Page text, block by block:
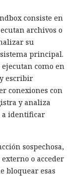
consiste en
archivos o
su
principal.
ejecutan como en
escribir
conexiones con
y analiza
a identificar
sospechosa,
o acceder
bloquear esas